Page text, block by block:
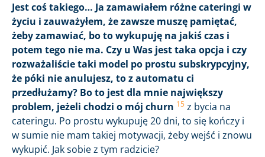
Jest coś takiego… Ja zamawiałem różne cateringi w
życiu i zauważyłem, że zawsze muszę pamiętać,
żeby zamawiać, bo to wykupuję na jakiś czas i
potem tego nie ma. Czy u Was jest taka opcja i czy
rozważaliście taki model po prostu subskrypcyjny,
że póki nie anulujesz, to z automatu ci
przedłużamy? Bo to jest dla mnie największy
problem, jeżeli chodzi o mój churn 15 z bycia na
cateringu. Po prostu wykupuję 20 dni, to się kończy i
w sumie nie mam takiej motywacji, żeby wejść i znowu
wykupić. Jak sobie z tym radzicie?